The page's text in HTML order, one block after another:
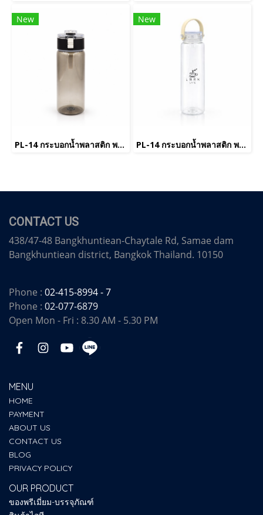
New
PL-14 กระบอกน้ำพลาสติก พรีเมี่ยม((copy)
New
PL-14 กระบอกน้ำพลาสติก พรีเมี่ยม((copy)(copy)(copy)
CONTACT US
438/47-48 Bangkhuntiean-Chaytale Rd, Samae dam
Bangkhuntiean district, Bangkok Thailand. 10150
Phone : 02-415-8994 - 7
Phone : 02-077-6879
Open Mon - Fri : 8.30 AM - 5.30 PM
MENU
HOME
PAYMENT
ABOUT US
CONTACT US
BLOG
PRIVACY POLICY
OUR PRODUCT
ของพรีเมี่ยม-บรรจุภัณฑ์